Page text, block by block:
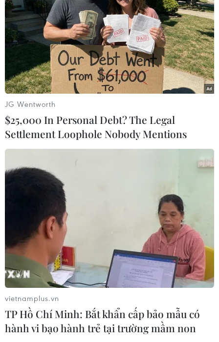
Bốn tàu Hải Cảnh của Trung Quốc đi vào
vùng biển Nhật Bản
Lực lượng Bảo vệ Bờ biển Nhật Bản (JCG) cho biết,
ngày 6/11, bốn tàu Hải Cảnh của Trung Quốc đã đi vào
vùng biển Nhật Bản xung quanh quần đảo Senkaku
Nhật Bản lại trao công hàm phản đối tàu
JG Wentworth
$25,000 In Personal Debt? The Legal
Settlement Loophole Nobody Mentions
vietnamplus.vn
TP Hồ Chí Minh: Bắt khẩn cấp bảo mẫu có
hành vi bạo hành trẻ tại trường mầm non